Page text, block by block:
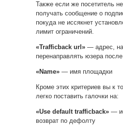
Также если же посетитель
получать сообщение о
покуда не иссякнет
лимит ограничений.
«Trafficback url» — адрес,
перенаправлять юзера
«Name» — имя площадки
Кроме этих критериев вы к
легко поставить галочки на:
«Use default trafficback» —
возврат по дефолту